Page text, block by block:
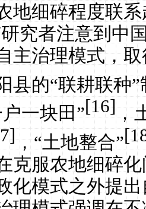
地细碎程度联
究者注意到中
主治理模式，
县的“联耕联种
一块田”[16]，
，“土地整合”
克服农地细碎
化模式之外提